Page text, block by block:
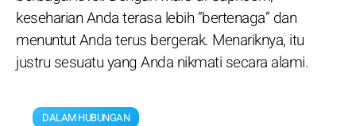
keseharian Anda terasa lebih “bertenaga” dan
menuntut Anda terus bergerak. Menariknya, itu
justru sesuatu yang Anda nikmati secara alami.
DALAM HUBUNGAN